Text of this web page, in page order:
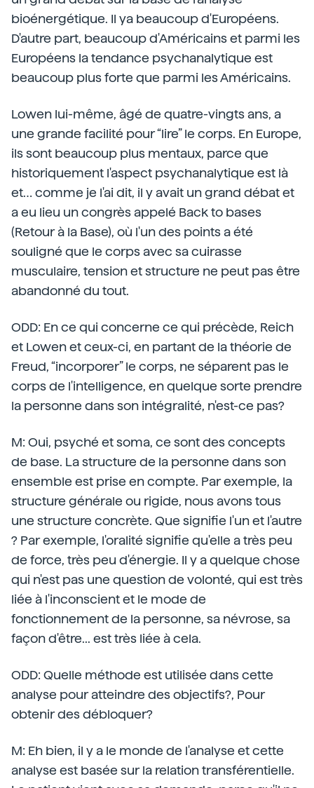
bioénergétique. Il ya beaucoup d'Européens.
D'autre part, beaucoup d'Américains et parmi les
Européens la tendance psychanalytique est
beaucoup plus forte que parmi les Américains.
Lowen lui-même, âgé de quatre-vingts ans, a
une grande facilité pour “lire” le corps. En Europe,
ils sont beaucoup plus mentaux, parce que
historiquement l'aspect psychanalytique est là
et… comme je l'ai dit, il y avait un grand débat et
a eu lieu un congrès appelé Back to bases
(Retour à la Base), où l'un des points a été
souligné que le corps avec sa cuirasse
musculaire, tension et structure ne peut pas être
abandonné du tout.
ODD: En ce qui concerne ce qui précède, Reich
et Lowen et ceux-ci, en partant de la théorie de
Freud, “incorporer” le corps, ne séparent pas le
corps de l'intelligence, en quelque sorte prendre
la personne dans son intégralité, n'est-ce pas?
M: Oui, psyché et soma, ce sont des concepts
de base. La structure de la personne dans son
ensemble est prise en compte. Par exemple, la
structure générale ou rigide, nous avons tous
une structure concrète. Que signifie l'un et l'autre
? Par exemple, l'oralité signifie qu'elle a très peu
de force, très peu d'énergie. Il y a quelque chose
qui n'est pas une question de volonté, qui est très
liée à l'inconscient et le mode de
fonctionnement de la personne, sa névrose, sa
façon d'être... est très liée à cela.
ODD: Quelle méthode est utilisée dans cette
analyse pour atteindre des objectifs?, Pour
obtenir des débloquer?
M: Eh bien, il y a le monde de l'analyse et cette
analyse est basée sur la relation transférentielle.